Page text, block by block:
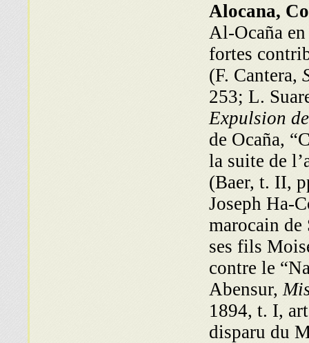
Alocana,
Al-Ocaña en
fortes
(F. Cantera,
253; L.
Expulsion
de Ocaña,
la suite de
(Baer, t. II,
Joseph Ha-
marocain de
ses fils
contre le
Abensur,
1894, t. I,
disparu du